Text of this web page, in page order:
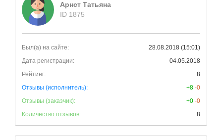
Арнст Татьяна
ID 1875
Был(а) на сайте:
28.08.2018 (15:01)
Дата регистрации:
04.05.2018
Рейтинг:
8
Отзывы (исполнитель):
+8 -0
Отзывы (заказчик):
+0 -0
Количество отзывов:
8